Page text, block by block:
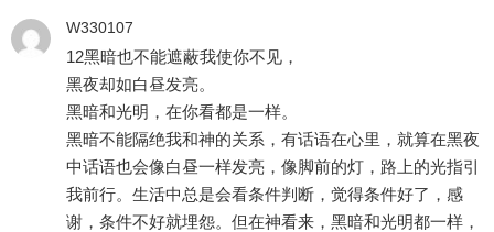
W330107
12黑暗也不能遮蔽我使你不见，
黑夜却如白昼发亮。
黑暗和光明，在你看都是一样。
黑暗不能隔绝我和神的关系，有话语在心里，就算在黑夜
中话语也会像白昼一样发亮，像脚前的灯，路上的光指引
我前行。生活中总是会看条件判断，觉得条件好了，感
谢，条件不好就埋怨。但在神看来，黑暗和光明都一样，